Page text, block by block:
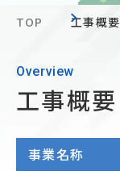
工事資料
TOP 工事概要
Overview
工事概要
事業名称